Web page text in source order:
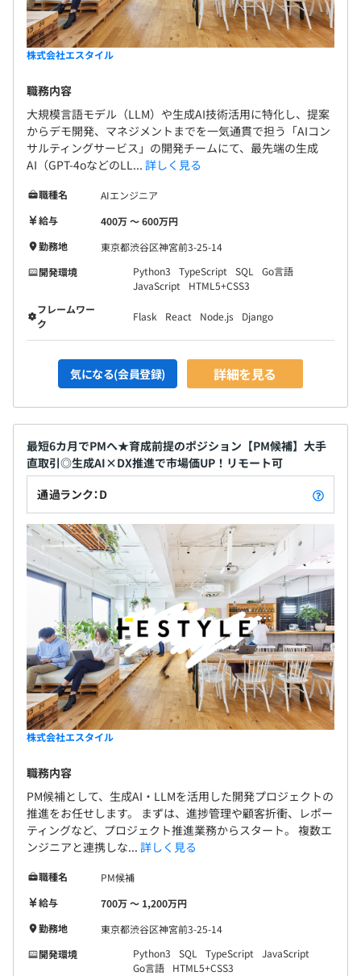
■ 社内勉強会
社内チャットでなどで呼びかけ、自発的な勉強会が頻繁
に開催されています。
共通の目的・興味を持ったメンバーが集まり、ディスカ
知識の共有はもちろん、仲間同士で切磋琢磨する良いき
っかけにもなっています。
分野未経験で入社する社員もいるため、より全体でフォ
ローし合える体制を大切にしています。
上長や研修担当だけでなく、経験のあるエンジニアから
新入社員まで、誰でも質問しやすく、
お互いにサポートし合いながら成長できる環境です。
■ オンボーディング研修担当制度
新入社員が早期に活躍できるよう、研修や不安のケアを
専門に行う担当者がフォローします。
案件に配属される前に、基礎的なスキルや社内ルールを
しっかりと習得できるので、安心して
実務に取り組めます。
年2回評価のタイミングがございます。
評価対象になる目標設定はマネージャーと1on1にて行
い、
個人ごとに異なった目標設定が行われるのが特徴です。
社員60名(2025年6月時点)
1プロジェクトあたり、約2〜5名のチームで担当します。
プロジェクトの単位期間はおよそ6~12ヶ月。
少人数で裁量高く働いています。
保険）
無期雇用
6カ月（期間中の待遇に変動なし）
株式会社エスタイル
職務内容
大規模言語モデル（LLM）や生成AI技術活用に特化し、提案
からデモ開発、マネジメントまでを一気通貫で担う「AIコン
サルティングサービス」の開発チームにて、最先端の生成
AI（GPT-4oなどのLL... 詳しく見る
職種名
AIエンジニア
給与
400万 〜 600万円
勤務地
東京都渋谷区神宮前3-25-14
開発環境
Python3 TypeScript SQL
Go言語
JavaScript
HTML5+CSS3
フレームワー
ク
Flask React Node.js Django
気になる(会員登録) 詳細を見る
最短6カ月でPMへ★育成前提のポジション【PM候補】大手
直取引◎生成AI×DX推進で市場価UP！リモート可
通過ランク：D
株式会社エスタイル
職務内容
PM候補として、生成AI・LLMを活用した開発プロジェクトの
推進をお任せします。 まずは、進捗管理や顧客折衝、レポー
ティングなど、プロジェクト推進業務からスタート。 複数エ
ンジニアと連携しな... 詳しく見る
職種名
PM候補
給与
700万 〜 1,200万円
勤務地
東京都渋谷区神宮前3-25-14
開発環境
Python3 SQL TypeScript
JavaScript
Go言語
HTML5+CSS3